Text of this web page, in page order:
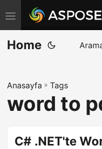
G
e
z
m
e
Home
Anasayfa » Tags
word to
C# .NET'te